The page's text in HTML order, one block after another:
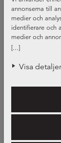
[...]
annonserna till
medier och
identifierare och
medier och
Dessa kan i sin
använt deras
Visa detaljer